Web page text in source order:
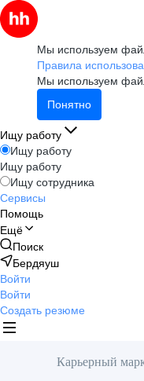
Мы используем
Правила
Мы используем
Понятно
Ищу работу
Ищу работу
Ищу работу
Ищу сотрудника
Сервисы
Помощь
Ещё
Поиск
Бердяуш
Войти
Войти
Создать резюме
Карьерный